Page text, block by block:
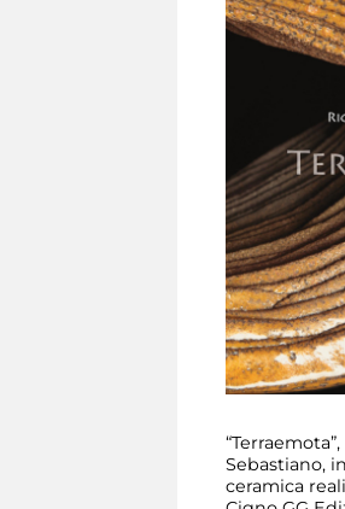
Sebastiano,
ceramica